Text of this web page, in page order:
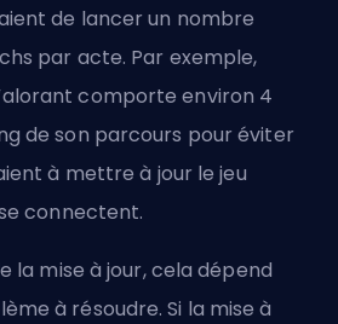
de lancer un nombre
par acte. Par exemple,
comporte environ 4
de son parcours pour éviter
à mettre à jour le jeu
connectent.
la mise à jour, cela dépend
à résoudre. Si la mise à